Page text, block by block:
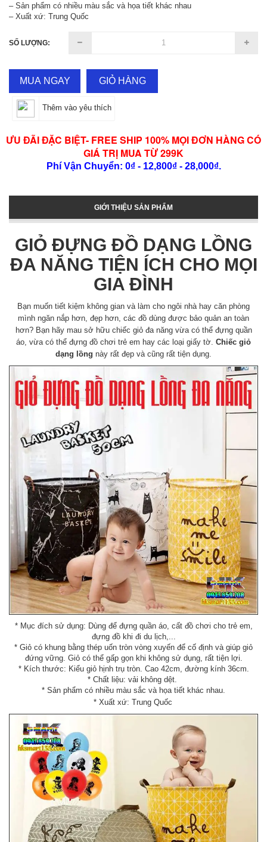
– Sản phẩm có nhiều màu sắc và họa tiết khác nhau
– Xuất xứ: Trung Quốc
SỐ LƯỢNG:
MUA NGAY GIỎ HÀNG
Thêm vào yêu thích
ƯU ĐÃI ĐẶC BIỆT- FREE SHIP 100% MỌI ĐƠN HÀNG CÓ
GIÁ TRỊ MUA TỪ 299K
Phí Vận Chuyển: 0₫ - 12,800₫ - 28,000₫.
GIỚI THIỆU SẢN PHẨM
GIỎ ĐỰNG ĐỒ DẠNG LỒNG
ĐA NĂNG TIỆN ÍCH CHO MỌI
GIA ĐÌNH
Bạn muốn tiết kiệm không gian và làm cho ngôi nhà hay căn phòng
mình ngăn nắp hơn, đẹp hơn, các đồ dùng được bảo quản an toàn
hơn? Bạn hãy mau sở hữu chiếc giỏ đa năng vừa có thể đựng quần
áo, vừa có thể đựng đồ chơi trẻ em hay các loại giấy tờ. Chiếc giỏ
dạng lồng này rất đẹp và cũng rất tiện dụng.
* Mục đích sử dụng: Dùng để đựng quần áo, cất đồ chơi cho trẻ em,
đựng đồ khi đi du lịch,...
* Giỏ có khung bằng thép uốn tròn vòng xuyến để cố định và giúp giỏ
đứng vững. Giỏ có thể gấp gọn khi không sử dụng, rất tiện lợi.
* Kích thước: Kiểu giỏ hịnh trụ tròn. Cao 42cm, đường kính 36cm.
* Chất liệu: vải không dệt.
* Sản phẩm có nhiều màu sắc và họa tiết khác nhau.
* Xuất xứ: Trung Quốc